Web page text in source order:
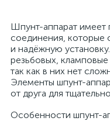
Шпунт-аппарат имеет
соединения, которые
и надёжную
резьбовых,
так как в них нет
Элементы шпунт-
от друга для
Особенности шпунт-